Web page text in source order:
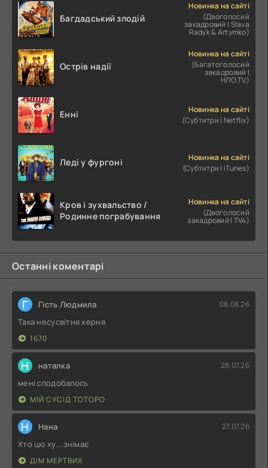
Багдадський злодій
Новинка на сайті
(Двоголосий
закадровий | Slava
Radyk & Artymko)
Острів надії
Новинка на сайті
(Багатоголосий
закадровий |
НЛО.TV)
Енні
Новинка на сайті
(Субтитри | Netflix)
Леді у фургоні
Новинка на сайті
(Субтитри | iTunes)
Кров і зухвальство /
Родинне пограбування
Новинка на сайті
(Двоголосий
закадровий | TV4)
Останні коментарі
Г Гість Людмила 08.08.26
Така несусвітня херня
1670
Н наталка 28.07.26
мені сподобалось
МІЙ СУСІД ТОТОРО
Н Нана 27.07.26
Хто цю ху....знімає
ДІМ МЕРТВИХ